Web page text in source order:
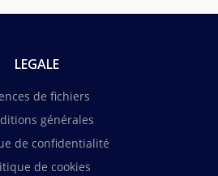
LEGALE
de fichiers
générales
de confidentialité
de cookies